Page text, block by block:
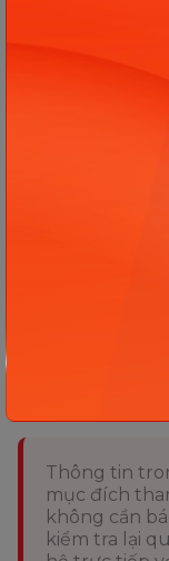
phát triển
Hỗ trợ và
hành và
học tập.
cách nhẹ
vượt qua
mà
phát triển toàn
Thông tin
mục đích
không cần
kiểm tra lại